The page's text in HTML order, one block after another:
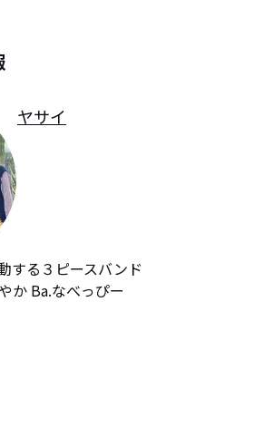
ヤサイ
する３ピースバンド
か Ba.なべっぴー